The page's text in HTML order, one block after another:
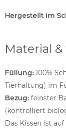
Hergestellt im
Material
Füllung: 100%
Tierhaltung) im
Bezug: feinster
(kontrolliert
Das Kissen ist